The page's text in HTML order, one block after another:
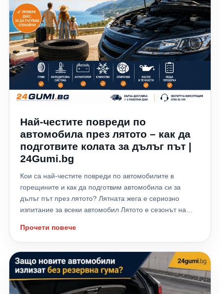
Най-честите повреди по
автомобила през лятото – как да
подготвите колата за дълъг път |
24Gumi.bg
Кои са най-честите повреди по автомобилите в
горещините и как да подготвим автомобила си за
дълъг път през лятото? Лятната жега е сериозно
изпитание за всеки автомобил Лятото е сезонът на
които много шофьори изминават към морето,
планината или чужбина. Високите температури обаче
не натоварват само водача – те поставят на сериозно
изпитание всички системи на автомобила. Всяка
година хиляди автомобили аварират именно през
летните месеци заради прегряване на двигателя,
Прочети повече